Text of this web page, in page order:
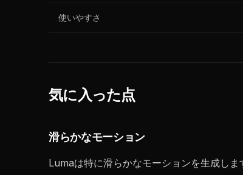
使いやすさ
気に入った点
滑らかなモーション
Lumaは特に滑らかなモーションを生成しま